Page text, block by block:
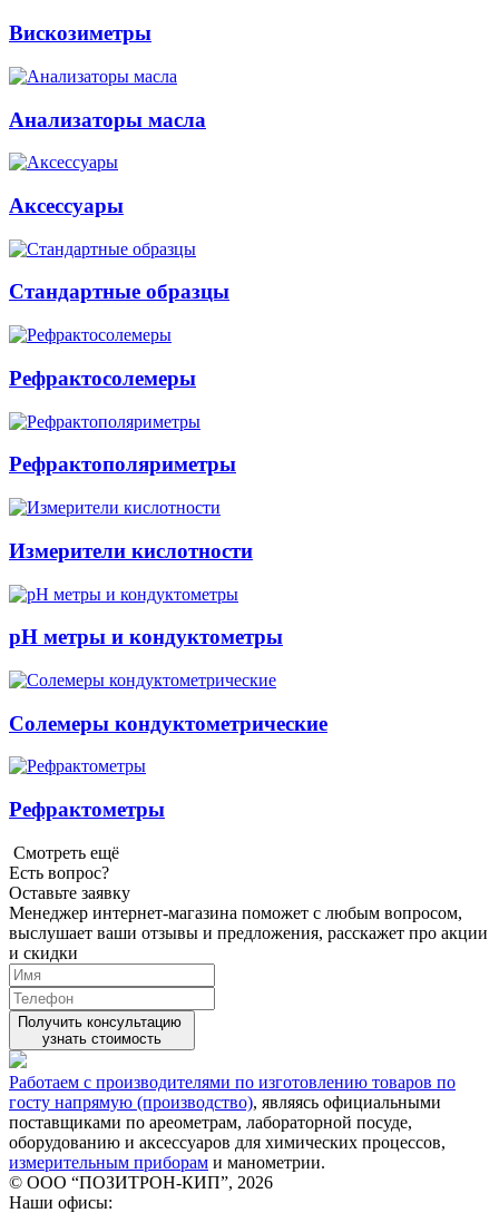
Вискозиметры
Анализаторы масла
Аксессуары
Стандартные образцы
Рефрактосолемеры
Рефрактополяриметры
Измерители кислотности
pH метры и кондуктометры
Солемеры кондуктометрические
Рефрактометры
Смотреть ещё
Есть вопрос?
Оставьте заявку
Менеджер интернет-магазина поможет с любым вопросом,
выслушает ваши отзывы и предложения, расскажет про акции
и скидки
Получить консультацию
узнать стоимость
Работаем с производителями по изготовлению товаров по
госту напрямую (производство), являясь официальными
поставщиками по ареометрам, лабораторной посуде,
оборудованию и аксессуаров для химических процессов,
измерительным приборам и манометрии.
© ООО “ПОЗИТРОН-КИП”, 2026
Наши офисы: